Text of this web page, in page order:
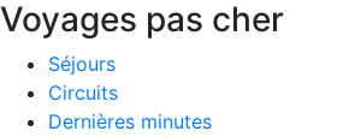
Voyages pas cher
Séjours
Circuits
Dernières minutes